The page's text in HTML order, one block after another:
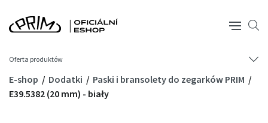
Oferta produktów
E-shop Dodatki
Paski i bransolety do zegarków PRIM
E39.5382 (20 mm) - biały